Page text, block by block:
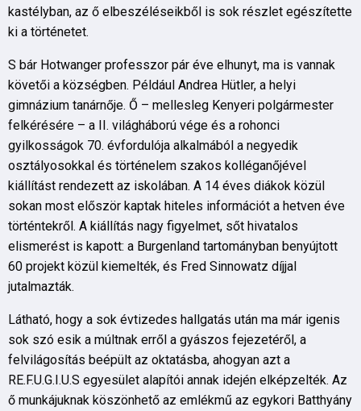
kastélyban, az ő elbeszéléseikből is sok részlet egészítette
ki a történetet.
S bár Hotwanger professzor pár éve elhunyt, ma is vannak
követői a községben. Például Andrea Hütler, a helyi
gimnázium tanárnője. Ő – mellesleg Kenyeri polgármester
felkérésére – a II. világháború vége és a rohonci
gyilkosságok 70. évfordulója alkalmából a negyedik
osztályosokkal és történelem szakos kolléganőjével
kiállítást rendezett az iskolában. A 14 éves diákok közül
sokan most először kaptak hiteles információt a hetven éve
történtekről. A kiállítás nagy figyelmet, sőt hivatalos
elismerést is kapott: a Burgenland tartományban benyújtott
60 projekt közül kiemelték, és Fred Sinnowatz díjjal
jutalmazták.
Látható, hogy a sok évtizedes hallgatás után ma már igenis
sok szó esik a múltnak erről a gyászos fejezetéről, a
felvilágosítás beépült az oktatásba, ahogyan azt a
RE.F.U.G.I.U.S egyesület alapítói annak idején elképzelték. Az
ő munkájuknak köszönhető az emlékmű az egykori Batthyány